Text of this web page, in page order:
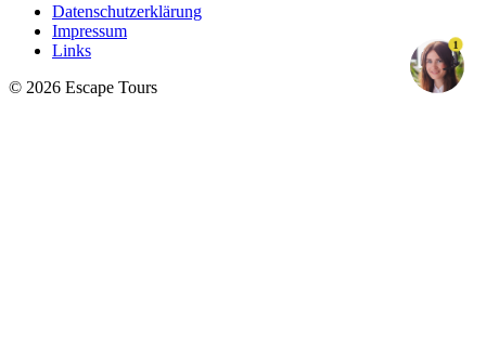
Datenschutzerklärung
Impressum
Links
© 2026 Escape Tours
1